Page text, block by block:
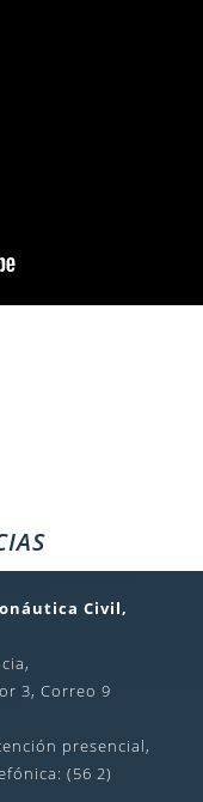
Civil,
3, Correo 9
presencial,
(56 2)